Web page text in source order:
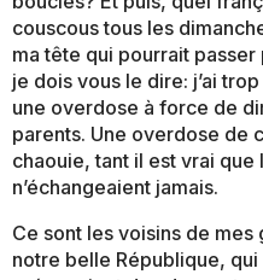
couscous tous les
ma tête qui pourrait
je dois vous le dire: j’ai
une overdose à force de
parents. Une overdose de
chaouie, tant il est vrai
n’échangeaient jamais.
Ce sont les voisins de
notre belle République,